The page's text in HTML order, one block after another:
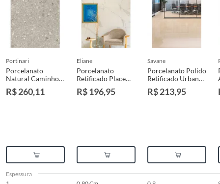
portinari
Porcelanato
Natural Caminho
Gr 87,7X87,7cm
Retificado Caixa
R$ 260,11
eliane
Porcelanato
Retificado Place
Acetinado 84x84
Cm Caixa 2,12 M²
R$ 196,95
savane
Porcelanato Polido
Retificado Urban
Branco Interno
71x71cm Caixa
R$ 213,95
Espessura